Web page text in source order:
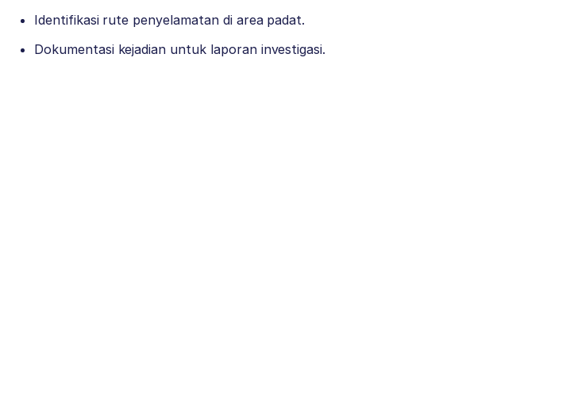
Identifikasi rute penyelamatan di area padat.
Dokumentasi kejadian untuk laporan investigasi.